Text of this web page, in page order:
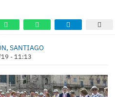
SANTIAGO
- 11:13